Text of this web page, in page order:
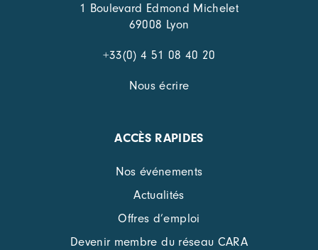
1 Boulevard Edmond Michelet
69008 Lyon
+33(0) 4 51 08 40 20
Nous écrire
ACCÈS RAPIDES
Nos événements
Actualités
Offres d’emploi
Devenir membre du réseau CARA